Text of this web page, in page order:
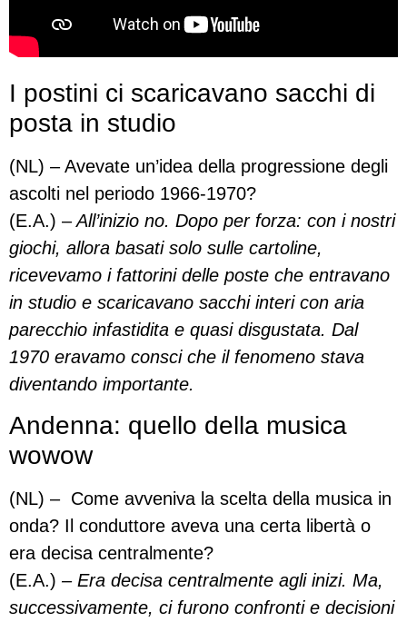
I postini ci scaricavano sacchi di
posta in studio
(NL) – Avevate un’idea della progressione degli
ascolti nel periodo 1966-1970?
(E.A.) –All’inizio no. Dopo per forza: con i nostri
giochi, allora basati solo sulle cartoline,
ricevevamo i fattorini delle poste che entravano
in studio e scaricavano sacchi interi con aria
parecchio infastidita e quasi disgustata. Dal
1970 eravamo consci che il fenomeno stava
diventando importante.
Andenna: quello della musica
wowow
(NL) – Come avveniva la scelta della musica in
onda? Il conduttore aveva una certa libertà o
era decisa centralmente?
(E.A.) – Era decisa centralmente agli inizi. Ma,
successivamente, ci furono confronti e decisioni